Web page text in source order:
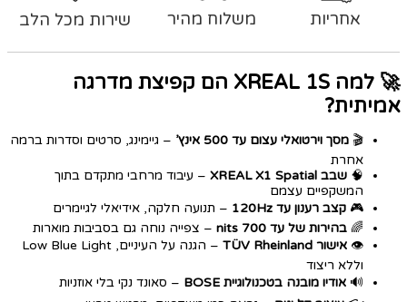
אחריות משלוח מהיר שירות מכל הלב
🚀 למה XREAL 1S הם קפיצת מדרגה
אמיתית?
🎬 מסך וירטואלי עצום עד 500 אינץ’
– גיימינג, סרטים וסדרות ברמה
אחרת
🧠 שבב XREAL X1 Spatial
– עיבוד מרחבי מתקדם בתוך
המשקפיים עצמם
🎮 קצב רענון עד 120Hz
– תנועה חלקה, אידיאלי לגיימרים
🌈 בהירות של עד 700 nits
– צפייה נוחה גם בסביבות מוארות
👁️ אישור TÜV Rheinland
– הגנה על העיניים, Low Blue Light
וללא ריצוד
🔊 אודיו מובנה בטכנולוגיית BOSE
– סאונד נקי בלי אוזניות